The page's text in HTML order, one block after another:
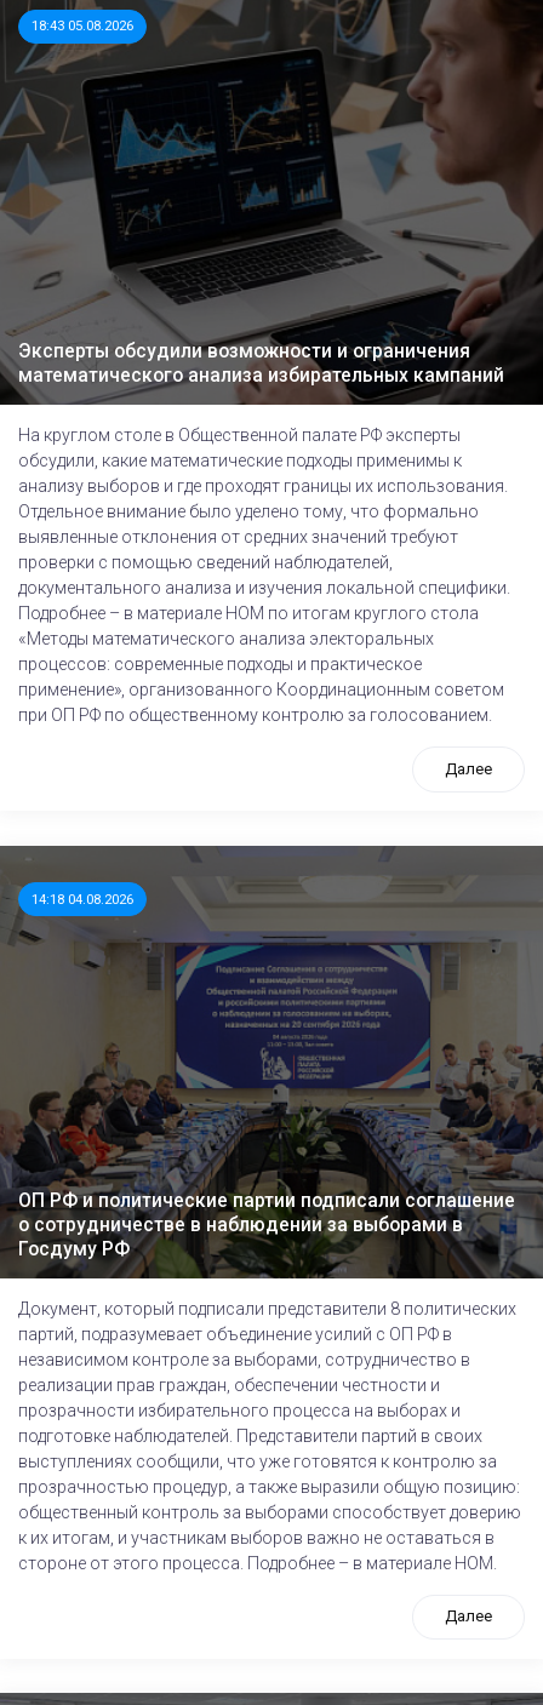
18:43 05.08.2026
Эксперты обсудили возможности и ограничения
математического анализа избирательных кампаний
На круглом столе в Общественной палате РФ эксперты
обсудили, какие математические подходы применимы к
анализу выборов и где проходят границы их использования.
Отдельное внимание было уделено тому, что формально
выявленные отклонения от средних значений требуют
проверки с помощью сведений наблюдателей,
документального анализа и изучения локальной специфики.
Подробнее – в материале НОМ по итогам круглого стола
«Методы математического анализа электоральных
процессов: современные подходы и практическое
применение», организованного Координационным советом
при ОП РФ по общественному контролю за голосованием.
Далее
14:18 04.08.2026
ОП РФ и политические партии подписали соглашение
о сотрудничестве в наблюдении за выборами в
Госдуму РФ
Документ, который подписали представители 8 политических
партий, подразумевает объединение усилий с ОП РФ в
независимом контроле за выборами, сотрудничество в
реализации прав граждан, обеспечении честности и
прозрачности избирательного процесса на выборах и
подготовке наблюдателей. Представители партий в своих
выступлениях сообщили, что уже готовятся к контролю за
прозрачностью процедур, а также выразили общую позицию:
общественный контроль за выборами способствует доверию
к их итогам, и участникам выборов важно не оставаться в
стороне от этого процесса. Подробнее – в материале НОМ.
Далее